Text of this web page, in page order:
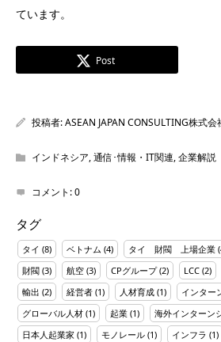
ています。
Post
投稿者:ASEAN JAPAN CONSULTING株式会
インドネシア,通信･情報・IT関連,企業解説
コメント:0
タグ
タイ (8) ベトナム (4) タイ 財閥 上場企業
財閥 (3) 航空 (3) CPグループ(2) LCC (2)
輸出 (2) 経営者 (1) 人材育成 (1) インター
グローバル人材 (1) 起業 (1) 海外インターン
日本人起業家 (1) モノレール (1) インフラ (1)